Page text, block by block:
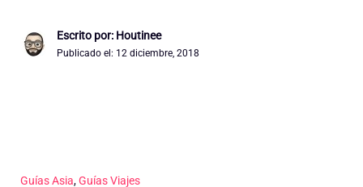
Escrito por: Houtinee
Publicado el: 12 diciembre, 2018
Guías Asia,Guías Viajes